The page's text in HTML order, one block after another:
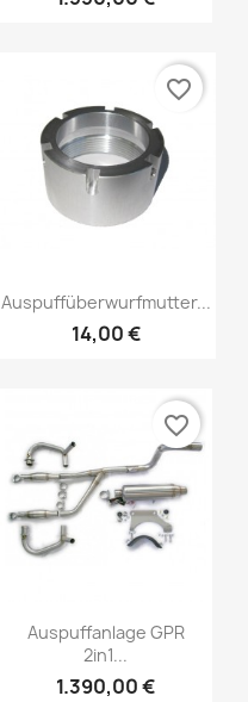
Auspuffüberwurfmutter...
14,00 €
favorite_border
Auspuffanlage GPR
2in1...
1.390,00 €
favorite_border